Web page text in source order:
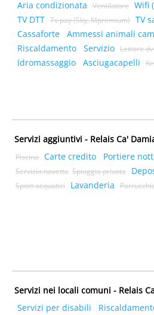
Aria condizionata
Ventilatore Wifi
TV DTT Tv pay (Sky, Mpremium) TV
Cassaforte
Ammessi animali
Riscaldamento
Servizio Lettore
Idromassaggio
Asciugacapelli
Servizi aggiuntivi - Relais Ca'
Piscina Carte credito Portiere
Servizio navetta Spiaggia privata
Sport acquatici
Lavanderia
Servizi nei locali comuni - Relais
Servizi per disabili